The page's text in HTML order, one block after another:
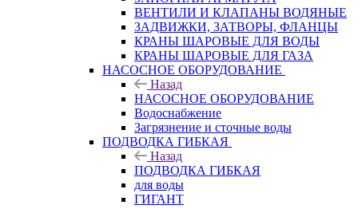
ВЕНТИЛИ И КЛАПАНЫ ВОДЯНЫЕ
ЗАДВИЖКИ, ЗАТВОРЫ, ФЛАНЦЫ
КРАНЫ ШАРОВЫЕ ДЛЯ ВОДЫ
КРАНЫ ШАРОВЫЕ ДЛЯ ГАЗА
НАСОСНОЕ ОБОРУДОВАНИЕ
Назад
НАСОСНОЕ ОБОРУДОВАНИЕ
Водоснабжение
Загрязнение и сточные воды
ПОДВОДКА ГИБКАЯ
Назад
ПОДВОДКА ГИБКАЯ
для воды
ГИГАНТ